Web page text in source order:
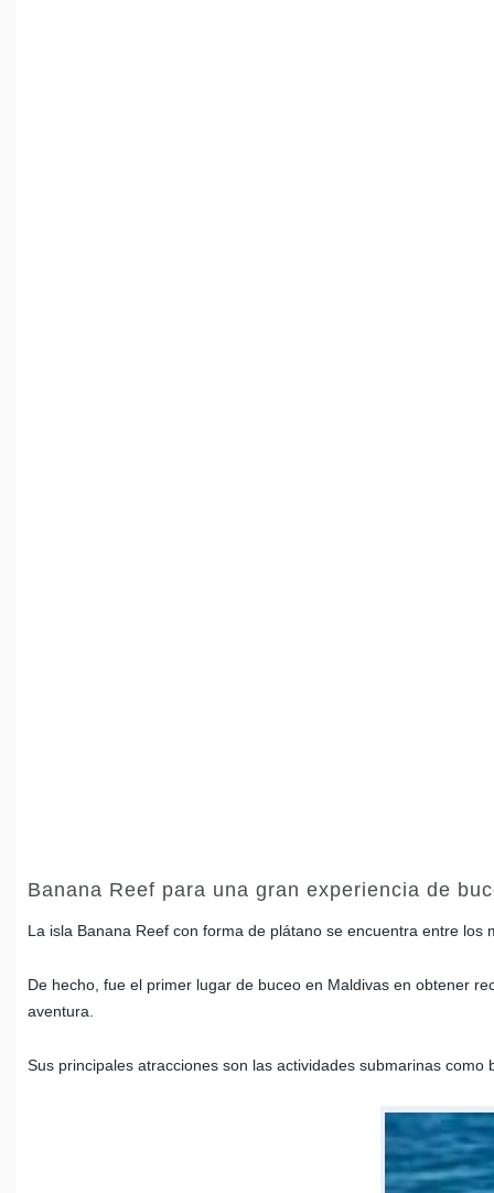
Banana Reef para una gran experiencia de
La isla Banana Reef con forma de plátano se encuentra entre
De hecho, fue el primer lugar de buceo en Maldivas en obtener
aventura.
Sus principales atracciones son las actividades submarinas